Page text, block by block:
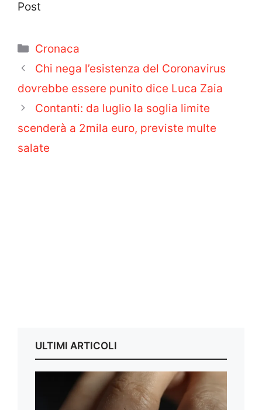
Post
Categorie
Cronaca
Chi nega l’esistenza del Coronavirus
dovrebbe essere punito dice Luca Zaia
Contanti: da luglio la soglia limite
scenderà a 2mila euro, previste multe
salate
ULTIMI ARTICOLI